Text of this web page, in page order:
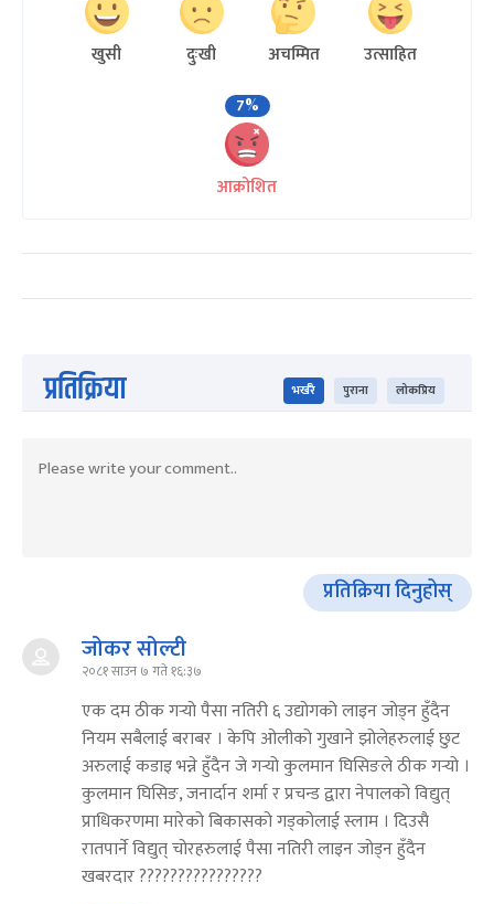
खुसी दुःखी अचम्मित
उत्साहित
7%
आक्रोशित
प्रतिक्रिया भर्खरै पुराना लोकप्रिय
प्रतिक्रिया दिनुहोस्
जोकर सोल्टी
२०८१ साउन ७ गते १६:३७
एक दम ठीक गर्‍यो पैसा नतिरी ६ उद्योगको लाइन जोड्न हुँदैन
नियम सबैलाई बराबर । केपि ओलीको गुखाने झोलेहरुलाई छुट
अरुलाई कडाइ भन्ने हुँदैन जे गर्‍यो कुलमान घिसिङले ठीक गर्‍यो ।
कुलमान घिसिङ, जनार्दान शर्मा र प्रचन्ड द्वारा नेपालको विद्युत्
प्राधिकरणमा मारेको बिकासको गड्कोलाई स्लाम । दिउसै
रातपार्ने विद्युत् चोरहरुलाई पैसा नतिरी लाइन जोड्न हुँदैन
खबरदार ????????????????